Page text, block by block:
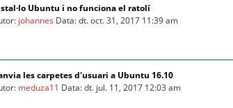
Ubuntu i no funciona el ratolí
johannes Data: dt. oct. 31, 2017 11:39 am
les carpetes d'usuari a Ubuntu 16.10
meduza11 Data: dt. jul. 11, 2017 12:03 am